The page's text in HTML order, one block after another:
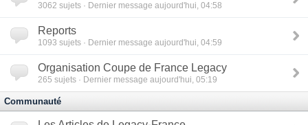
3062 sujets · Dernier message aujourd'hui, 04:58
Reports
1093 sujets · Dernier message aujourd'hui, 04:59
Organisation Coupe de France Legacy
265 sujets · Dernier message aujourd'hui, 05:19
Communauté